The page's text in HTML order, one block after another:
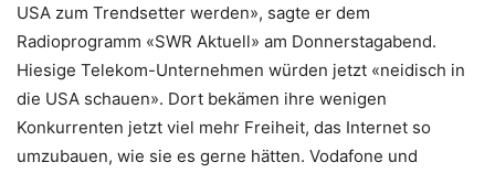
USA zum Trendsetter werden», sagte er dem
Radioprogramm «SWR Aktuell» am Donnerstagabend.
Hiesige Telekom-Unternehmen würden jetzt «neidisch in
die USA schauen». Dort bekämen ihre wenigen
Konkurrenten jetzt viel mehr Freiheit, das Internet so
umzubauen, wie sie es gerne hätten. Vodafone und